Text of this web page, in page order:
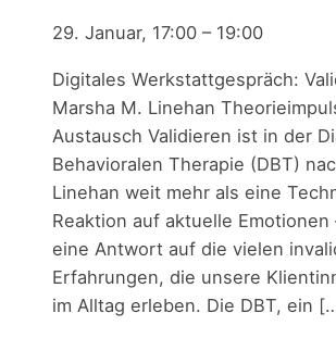
29. Januar, 17:00 – 19:00
Digitales Werkstattgespräch:
Marsha M. Linehan
Austausch Validieren ist in der
Behavioralen Therapie (DBT)
Linehan weit mehr als eine
Reaktion auf aktuelle
eine Antwort auf die vielen
Erfahrungen, die unsere
im Alltag erleben. Die DBT, ein